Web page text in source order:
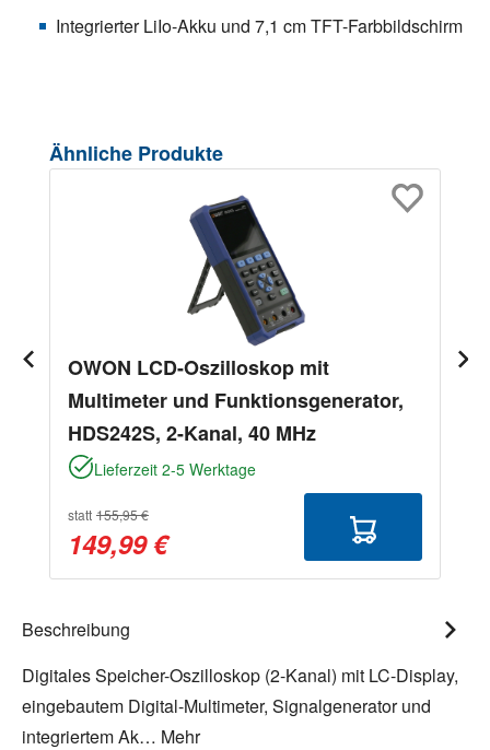
Integrierter LiIo-Akku und 7,1 cm TFT-Farbbildschirm
Produktgalerie überspringen
Ähnliche Produkte
OWON LCD-Oszilloskop mit
Multimeter und Funktionsgenerator,
HDS242S, 2-Kanal, 40 MHz
Lieferzeit 2-5 Werktage
statt 155,95 €
149,99 €
Beschreibung
Digitales Speicher-Oszilloskop (2-Kanal) mit LC-Display,
eingebautem Digital-Multimeter, Signalgenerator und
integriertem Ak… Mehr